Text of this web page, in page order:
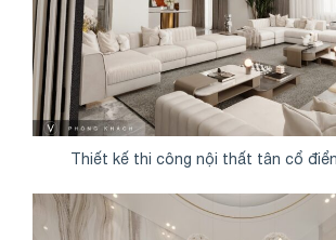
Thiết kế thi công nội thất tân cổ